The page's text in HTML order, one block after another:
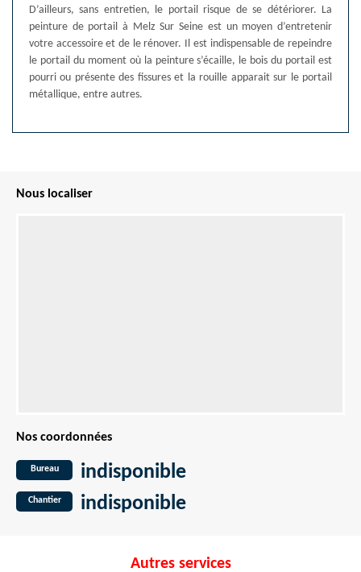
D’ailleurs, sans entretien, le portail risque de se détériorer. La
peinture de portail à Melz Sur Seine est un moyen d’entretenir
votre accessoire et de le rénover. Il est indispensable de repeindre
le portail du moment où la peinture s’écaille, le bois du portail est
pourri ou présente des fissures et la rouille apparait sur le portail
métallique, entre autres.
Nous localiser
Nos coordonnées
Bureau indisponible
Chantier indisponible
Autres services